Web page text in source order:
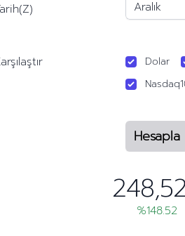
Dolar
Hesapla
%148.52